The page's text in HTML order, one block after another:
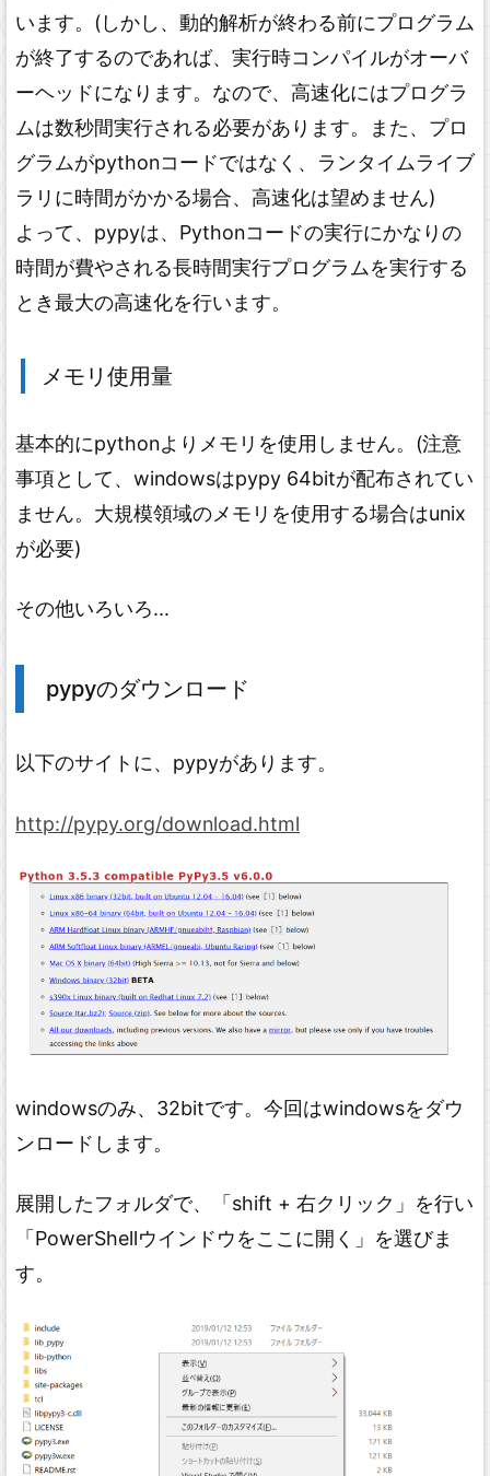
います。(しかし、動的解析が終わる前にプログラム
が終了するのであれば、実行時コンパイルがオーバ
ーヘッドになります。なので、高速化にはプログラ
ムは数秒間実行される必要があります。また、プロ
グラムがpythonコードではなく、ランタイムライブ
ラリに時間がかかる場合、高速化は望めません)
よって、pypyは、Pythonコードの実行にかなりの
時間が費やされる長時間実行プログラムを実行する
とき最大の高速化を行います。
メモリ使用量
基本的にpythonよりメモリを使用しません。(注意
事項として、windowsはpypy 64bitが配布されてい
ません。大規模領域のメモリを使用する場合はunix
が必要)
その他いろいろ...
pypyのダウンロード
以下のサイトに、pypyがあります。
http://pypy.org/download.html
windowsのみ、32bitです。今回はwindowsをダウ
ンロードします。
展開したフォルダで、「shift + 右クリック」を行い
「PowerShellウインドウをここに開く」を選びま
す。